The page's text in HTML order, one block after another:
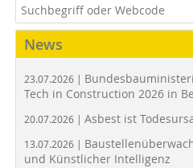
News
23.07.2026 |
Tech in Construction 2026 in
20.07.2026 | Asbest ist
13.07.2026 |
und Künstlicher Intelligenz